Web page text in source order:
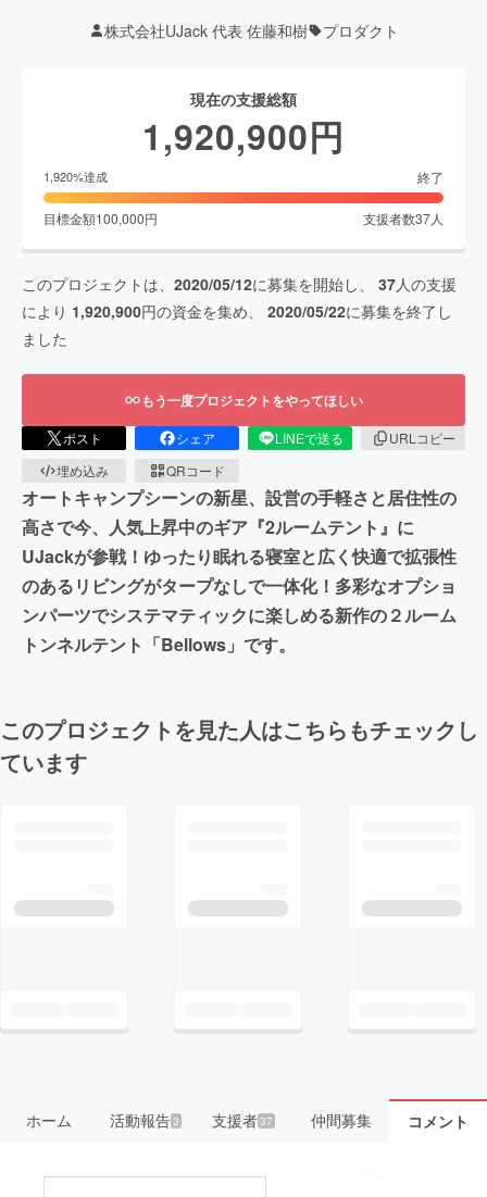
株式会社UJack 代表 佐藤和樹 プロダクト
現在の支援総額
1,920,900円
1,920%達成 終了
目標金額100,000円 支援者数37人
このプロジェクトは、 2020/05/12に募集を開始し、 37人の支援
により 1,920,900円の資金を集め、 2020/05/22に募集を終了し
ました
もう一度プロジェクトをやってほしい
ポスト シェア LINEで送る
URLコピー
埋め込み
QRコード
オートキャンプシーンの新星、設営の手軽さと居住性の
高さで今、人気上昇中のギア『2ルームテント』に
UJackが参戦！ゆったり眠れる寝室と広く快適で拡張性
のあるリビングがタープなしで一体化！多彩なオプショ
ンパーツでシステマティックに楽しめる新作の２ルーム
トンネルテント「Bellows」です。
このプロジェクトを見た人はこちらもチェックし
ています
ホーム 活動報告3 支援者37 仲間募集 コメント